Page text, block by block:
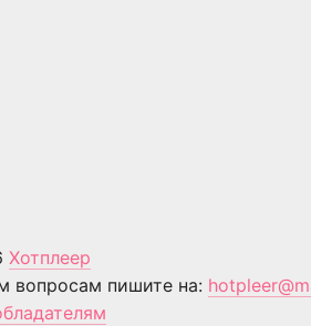
Хотплеер
вопросам пишите на: